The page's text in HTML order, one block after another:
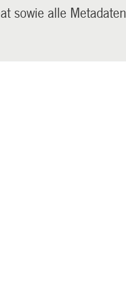
sowie alle Metadaten